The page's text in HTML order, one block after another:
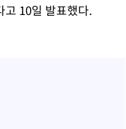
고 10일 발표했다.